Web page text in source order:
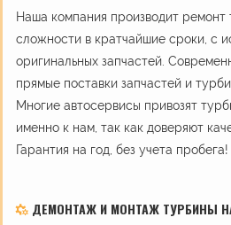
Наша компания производит
сложности в кратчайшие сроки, с
оригинальных запчастей.
прямые поставки запчастей и
Многие автосервисы привозят
именно к нам, так как доверяют
Гарантия на год, без учета пробега!
ДЕМОНТАЖ И МОНТАЖ ТУРБИНЫ